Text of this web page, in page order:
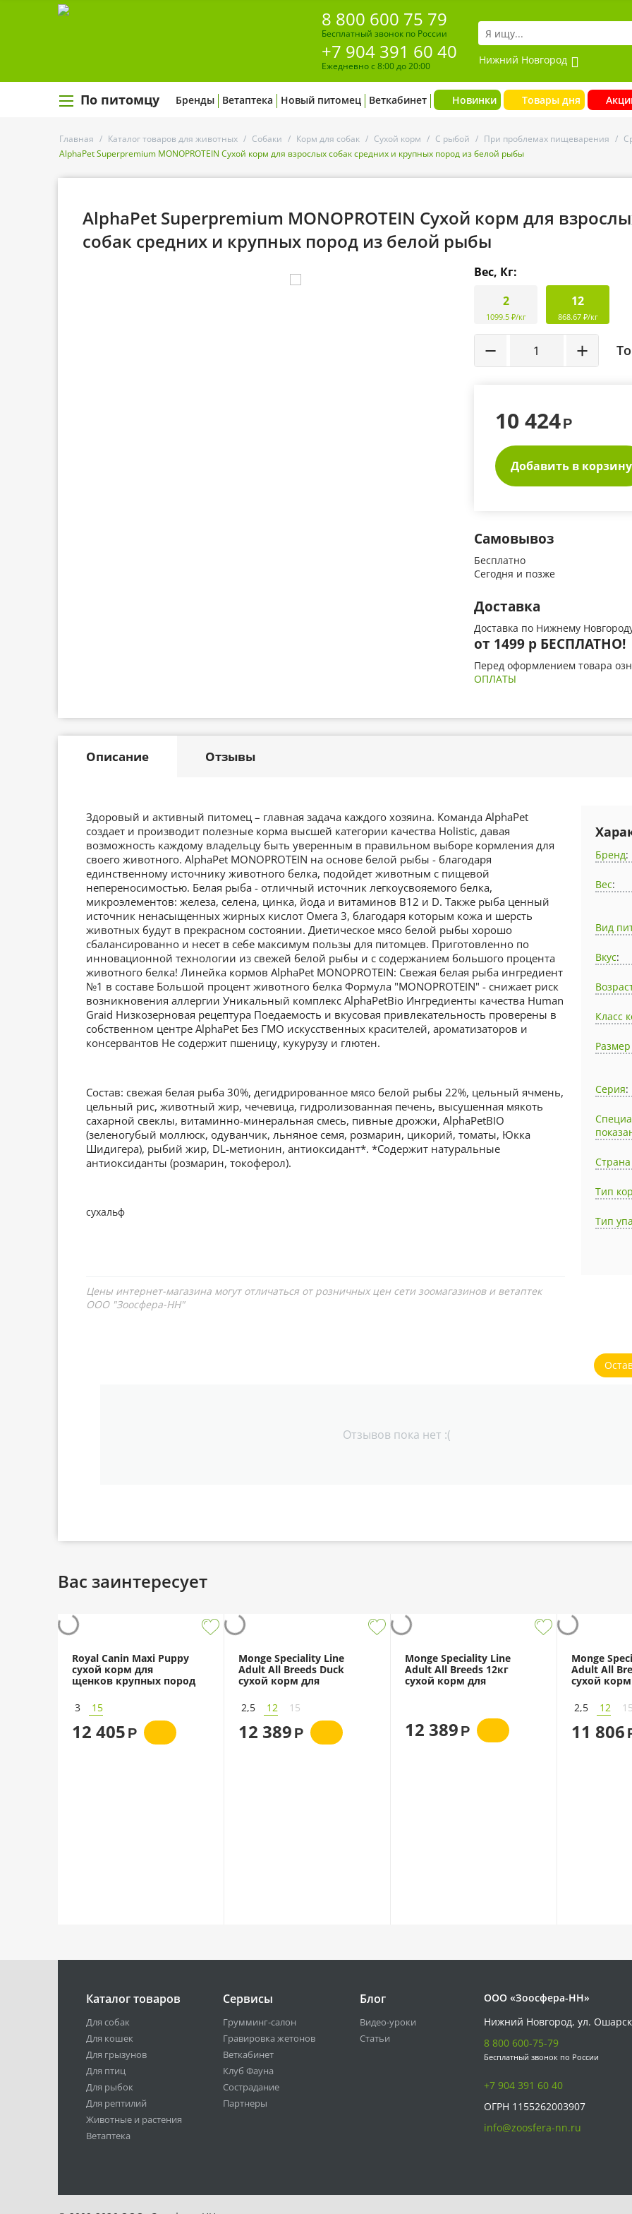
8 800 600 75 79
Бесплатный звонок по России
+7 904 391 60 40
Ежедневно с 8:00 до 20:00 Нижний Новгород
По питомцу Бренды Ветаптека Новый питомец Веткабинет Новинки Товары дня
Главная / Каталог товаров для животных / Собаки / Корм для собак / Сухой корм / С рыбой / При проблемах пищеварения /
AlphaPet Superpremium MONOPROTEIN Сухой корм для взрослых собак средних и крупных пород из белой рыбы
AlphaPet Superpremium MONOPROTEIN Сухой корм для
собак средних и крупных пород из белой рыбы
Вес, Кг:
2
1099.5 ₽/кг
12
868.67 ₽/кг
+
−
10 424Р
Добавить в корзину
Самовывоз
Бесплатно
Сегодня и позже
Доставка
Доставка по Нижнему
от 1499 р БЕСПЛАТНО!
Перед оформлением товара
ОПЛАТЫ
Описание Отзывы
Здоровый и активный питомец – главная задача каждого хозяина. Команда AlphaPet
создает и производит полезные корма высшей категории качества Holistiс, давая
возможность каждому владельцу быть уверенным в правильном выборе кормления для
своего животного. AlphaPet MONOPROTEIN на основе белой рыбы - благодаря
единственному источнику животного белка, подойдет животным с пищевой
непереносимостью. Белая рыба - отличный источник легкоусвояемого белка,
микроэлементов: железа, селена, цинка, йода и витаминов B12 и D. Также рыба ценный
источник ненасыщенных жирных кислот Омега 3, благодаря которым кожа и шерсть
животных будут в прекрасном состоянии. Диетическое мясо белой рыбы хорошо
сбалансированно и несет в себе максимум пользы для питомцев. Приготовленно по
инновационной технологии из свежей белой рыбы и с содержанием большого процента
животного белка! Линейка кормов AlphaPet MONOPROTEIN: Свежая белая рыба ингредиент
№1 в составе Большой процент животного белка Формула "MONOPROTEIN" - снижает риск
возникновения аллергии Уникальный комплекс AlphaPetBio Ингредиенты качества Human
Graid Низкозерновая рецептура Поедаемость и вкусовая привлекательность проверены в
собственном центре AlphaPet Без ГМО искусственных красителей, ароматизаторов и
консервантов Не содержит пшеницу, кукурузу и глютен.
Состав: свежая белая рыба 30%, дегидрированное мясо белой рыбы 22%, цельный ячмень,
цельный рис, животный жир, чечевица, гидролизованная печень, высушенная мякоть
сахарной свеклы, витаминно-минеральная смесь, пивные дрожжи, AlphaPetBIO
(зеленогубый моллюск, одуванчик, льняное семя, розмарин, цикорий, томаты, Юкка
Шидигера), рыбий жир, DL-метионин, антиоксидант*. *Содержит натуральные
антиоксиданты (розмарин, токоферол).
сухальф
Цены интернет-магазина могут отличаться от розничных цен сети зоомагазинов и ветаптек
ООО "Зоосфера-НН"
Бренд:
Вес:
Вид
Вкус:
Класс
Серия:
Тип
Тип
Отзывов пока нет :(
Вас заинтересует
Royal Canin Maxi Puppy
сухой корм для
щенков крупных пород
3
15
12 405 Р
Monge Speciality Line
Adult All Breeds Duck
сухой корм для
пород с уткой
2,5 12 15
12 389 Р
Monge Speciality Line
Adult All Breeds 12кг
сухой корм для
12 389 Р
Monge
Adult All
сухой
пород с
2,5 12 15
11 806
Каталог товаров
Для собак
Для кошек
Для грызунов
Для птиц
Для рыбок
Для рептилий
Животные и растения
Ветаптека
Сервисы
Грумминг-салон
Гравировка жетонов
Веткабинет
Клуб Фауна
Сострадание
Партнеры
Блог
Видео-уроки
Статьи
ООО «Зоосфера-НН»
Нижний Новгород, ул.
8 800 600-75-79
Бесплатный звонок по России
+7 904 391 60 40
ОГРН 1155262003907
info@zoosfera-nn.ru